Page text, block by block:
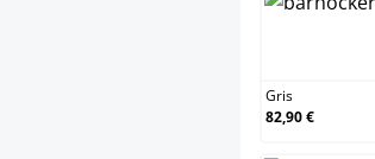
Gris
82,90 €